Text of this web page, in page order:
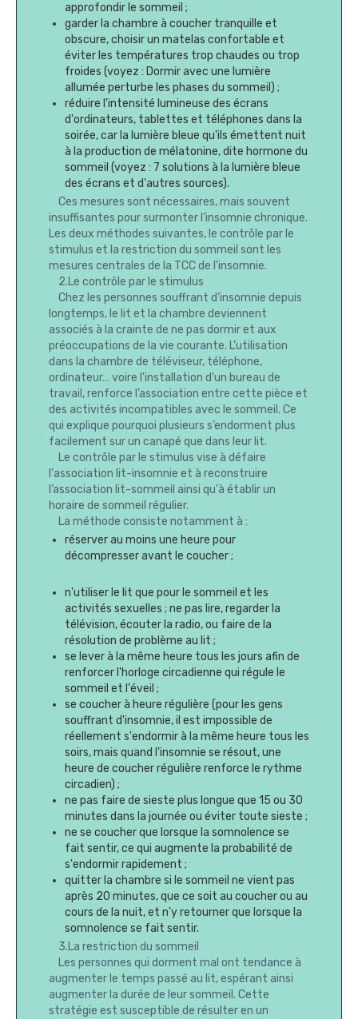
approfondir le sommeil ;
garder la chambre à coucher tranquille et
obscure, choisir un matelas confortable et
éviter les températures trop chaudes ou trop
froides (voyez : Dormir avec une lumière
allumée perturbe les phases du sommeil) ;
réduire l'intensité lumineuse des écrans
d'ordinateurs, tablettes et téléphones dans la
soirée, car la lumière bleue qu'ils émettent nuit
à la production de mélatonine, dite hormone du
sommeil (voyez : 7 solutions à la lumière bleue
des écrans et d'autres sources).
Ces mesures sont nécessaires, mais souvent
insuffisantes pour surmonter l’insomnie chronique.
Les deux méthodes suivantes, le contrôle par le
stimulus et la restriction du sommeil sont les
mesures centrales de la TCC de l'insomnie.
2.Le contrôle par le stimulus
Chez les personnes souffrant d’insomnie depuis
longtemps, le lit et la chambre deviennent
associés à la crainte de ne pas dormir et aux
préoccupations de la vie courante. L’utilisation
dans la chambre de téléviseur, téléphone,
ordinateur… voire l'installation d'un bureau de
travail, renforce l’association entre cette pièce et
des activités incompatibles avec le sommeil. Ce
qui explique pourquoi plusieurs s’endorment plus
facilement sur un canapé que dans leur lit.
Le contrôle par le stimulus vise à défaire
l'association lit-insomnie et à reconstruire
l’association lit-sommeil ainsi qu'à établir un
horaire de sommeil régulier.
La méthode consiste notamment à :
réserver au moins une heure pour
décompresser avant le coucher ;
n'utiliser le lit que pour le sommeil et les
activités sexuelles ; ne pas lire, regarder la
télévision, écouter la radio, ou faire de la
résolution de problème au lit ;
se lever à la même heure tous les jours afin de
renforcer l'horloge circadienne qui régule le
sommeil et l'éveil ;
se coucher à heure régulière (pour les gens
souffrant d'insomnie, il est impossible de
réellement s'endormir à la même heure tous les
soirs, mais quand l'insomnie se résout, une
heure de coucher régulière renforce le rythme
circadien) ;
ne pas faire de sieste plus longue que 15 ou 30
minutes dans la journée ou éviter toute sieste ;
ne se coucher que lorsque la somnolence se
fait sentir, ce qui augmente la probabilité de
s'endormir rapidement ;
quitter la chambre si le sommeil ne vient pas
après 20 minutes, que ce soit au coucher ou au
cours de la nuit, et n'y retourner que lorsque la
somnolence se fait sentir.
3.La restriction du sommeil
Les personnes qui dorment mal ont tendance à
augmenter le temps passé au lit, espérant ainsi
augmenter la durée de leur sommeil. Cette
stratégie est susceptible de résulter en un